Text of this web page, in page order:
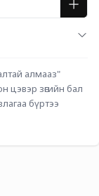
алмааз"
цэвэр зөгийн бал
бүртээ